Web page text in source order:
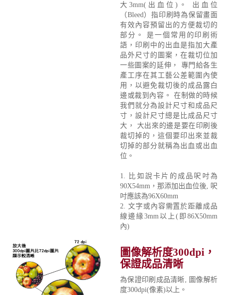
大3mm(出血位)。 出血位
（Bleed）指印刷時為保留畫面
有效內容預留出的方便裁切的
部分。 是一個常用的印刷術
語，印刷中的出血是指加大產
品外尺寸的圖案，在裁切位加
一些圖案的延伸， 專門給各生
產工序在其工藝公差範圍內使
用，以避免裁切後的成品露白
邊或裁到內容。 在制做的時候
我們就分為設計尺寸和成品尺
寸，設計尺寸總是比成品尺寸
大， 大出來的邊是要在印刷後
裁切掉的，這個要印出來並裁
切掉的部分就稱為出血或出血
位。
1. 比如說卡片的成品呎吋為
90X54mm，那添加出血位後, 呎
吋應該為96X60mm
2. 文字或內容需置於距離成品
線邊緣3mm以上(即86X50mm
內)
圖像解析度300dpi，
保證成品清晰
為保證印刷成品清晰, 圖像解析
度300dpi(像素)以上。